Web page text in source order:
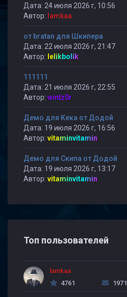
Дата: 24 июля 2026 г, 10:56
Автор: lamkaa
от bratan для Шкипера
Дата: 22 июля 2026 г, 21:47
Автор: lelikbolik
111111
Дата: 21 июля 2026 г, 22:55
Автор: wintz0r
Демо для Кека от Додой
Дата: 19 июля 2026 г, 16:56
Автор: vitaminvitamin
Демо для Скипа от Додой
Дата: 19 июля 2026 г, 13:17
Автор: vitaminvitamin
Топ пользователей
lamkaa
4761
1971